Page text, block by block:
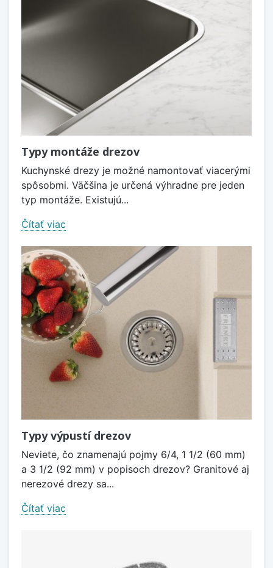
Typy montáže drezov
Kuchynské drezy je možné namontovať viacerými
spôsobmi. Väčšina je určená výhradne pre jeden
typ montáže. Existujú...
Čítať viac
Typy výpustí drezov
Neviete, čo znamenajú pojmy 6/4, 1 1/2 (60 mm)
a 3 1/2 (92 mm) v popisoch drezov? Granitové aj
nerezové drezy sa...
Čítať viac